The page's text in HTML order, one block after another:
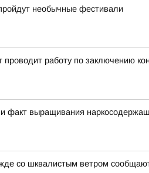
необычные фестивали
работу по заключению
выращивания
со шквалистым ветром